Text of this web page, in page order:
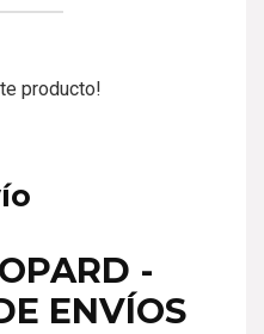
producto!
-
ENVÍOS